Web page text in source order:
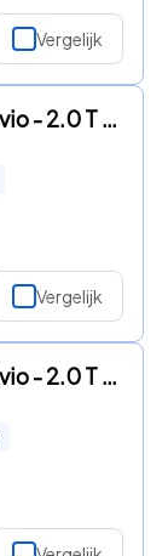
Vergelijk
Alfa Romeo Stelvio - 2.0 T AWD First Edition - SCHUIFDAK - 20'' - LEER
Vergelijk
Alfa Romeo Stelvio - 2.0 T AWD B-Tech | Panorama | Veloce Seats | Adaptive Cruise